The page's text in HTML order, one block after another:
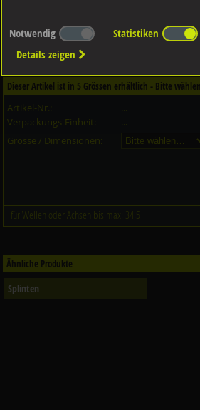
Dieser Artikel ist in 2Qualitäten erhältlich - Bitte
Qualität / Oberfläche
Dieser Artikel ist in 5 Grössen erhältlich - Bitte
Artikel-Nr.:
...
Verpackungs-Einheit:
...
Grösse / Dimensionen:
für Wellen oder Achsen bis max: 34,5
Ähnliche Produkte
Splinten
Notwendig Statistiken
Details zeigen